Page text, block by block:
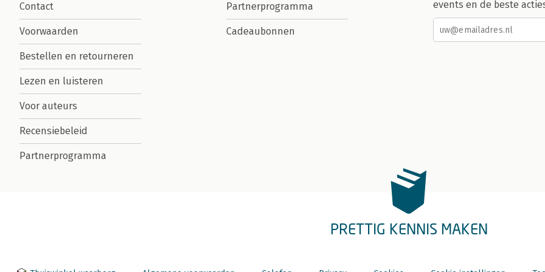
Contact
Voorwaarden
Bestellen en retourneren
Lezen en luisteren
Voor auteurs
Recensiebeleid
Partnerprogramma
Partnerprogramma
Cadeaubonnen
events en de beste
PRETTIG KENNIS MAKEN